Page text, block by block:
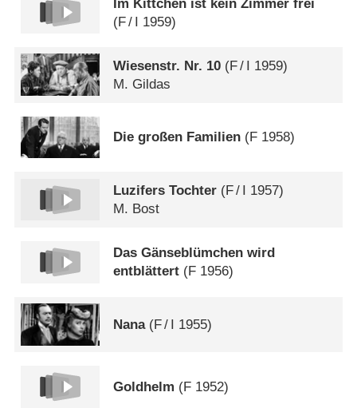
Im Kittchen ist kein Zimmer frei
(F/ I 1959)
Wiesenstr. Nr. 10 (F/ I 1959)
M. Gildas
Die großen Familien (F 1958)
Luzifers Tochter (F/ I 1957)
M. Bost
Das Gänseblümchen wird
entblättert (F 1956)
Nana(F/ I 1955)
Goldhelm (F 1952)